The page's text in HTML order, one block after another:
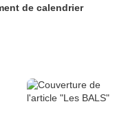
de calendrier